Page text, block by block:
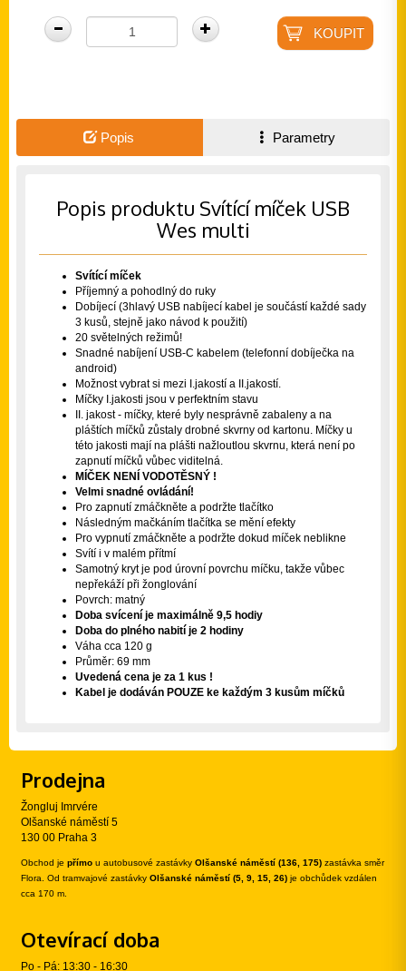
Popis Parametry
Popis produktu Svítící míček USB
Wes multi
Svítící míček
Příjemný a pohodlný do ruky
Dobíjecí (3hlavý USB nabíjecí kabel je součástí každé sady
3 kusů, stejně jako návod k použití)
20 světelných režimů!
Snadné nabíjení USB-C kabelem (telefonní dobíječka na
android)
Možnost vybrat si mezi I.jakostí a II.jakostí.
Míčky I.jakosti jsou v perfektním stavu
II. jakost - míčky, které byly nesprávně zabaleny a na
pláštích míčků zůstaly drobné skvrny od kartonu. Míčky u
této jakosti mají na plášti nažloutlou skvrnu, která není po
zapnutí míčků vůbec viditelná.
MÍČEK NENÍ VODOTĚSNÝ !
Velmi snadné ovládání!
Pro zapnutí zmáčkněte a podržte tlačítko
Následným mačkáním tlačítka se mění efekty
Pro vypnutí zmáčkněte a podržte dokud míček neblikne
Svítí i v malém přítmí
Samotný kryt je pod úrovní povrchu míčku, takže vůbec
nepřekáží při žonglování
Povrch: matný
Doba svícení je maximálně 9,5 hodiy
Doba do plného nabití je 2 hodiny
Váha cca 120 g
Průměr: 69 mm
Uvedená cena je za 1 kus !
Kabel je dodáván POUZE ke každým 3 kusům míčků
Prodejna
Žongluj Imrvére
Olšanské náměstí 5
130 00 Praha 3
Obchod je přímo u autobusové zastávky Olšanské náměstí (136, 175) zastávka směr
Flora. Od tramvajové zastávky Olšanské náměstí (5, 9, 15, 26) je obchůdek vzdálen
cca 170 m.
Otevírací doba
Po - Pá: 13:30 - 16:30